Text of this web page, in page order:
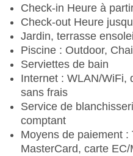
Check-in Heure à
Check-out Heure
Jardin, terrasse
Piscine : Outdoor,
Serviettes de bain
Internet : WLAN/WiFi,
sans frais
Service de
comptant
Moyens de paiement :
MasterCard, carte EC/